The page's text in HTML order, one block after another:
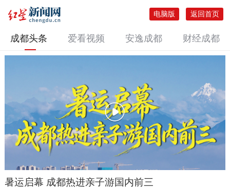
返回首页
电脑版
成都头条 爱看视频 安逸成都 财经成都
暑运启幕 成都热进亲子游国内前三